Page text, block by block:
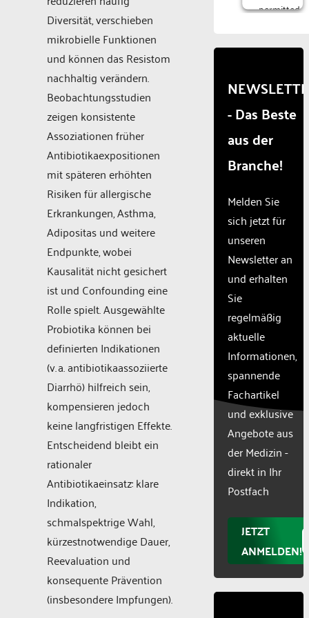
Diversität, verschieben
mikrobielle Funktionen
und können das Resistom
nachhaltig verändern.
Beobachtungsstudien
zeigen konsistente
Assoziationen früher
Antibiotikaexpositionen
mit späteren erhöhten
Risiken für allergische
Erkrankungen, Asthma,
Adipositas und weitere
Endpunkte, wobei
Kausalität nicht gesichert
ist und Confounding eine
Rolle spielt. Ausgewählte
Probiotika können bei
definierten Indikationen
(v. a. antibiotikaassoziierte
Diarrhö) hilfreich sein,
kompensieren jedoch
keine langfristigen Effekte.
Entscheidend bleibt ein
rationaler
Antibiotikaeinsatz: klare
Indikation,
schmalspektrige Wahl,
kürzestnotwendige Dauer,
Reevaluation und
konsequente Prävention
(insbesondere Impfungen).
permitted
due to
that
are
not
disclosed
to the
The
owner
needs
to
setup
the
site
with
CMP
to add
content
to the
list of
used.
Powered
Consent
- Das Beste
aus der
Branche!
Melden Sie
sich jetzt für
unseren
Newsletter an
und erhalten
Sie
regelmäßig
aktuelle
Informationen,
spannende
Fachartikel
und exklusive
Angebote aus
der Medizin -
direkt in Ihr
Postfach
JETZT
ANMELDEN!